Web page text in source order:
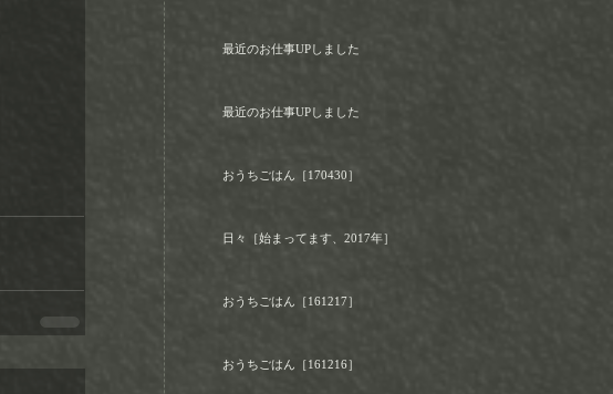
最近のお仕事UPしました
最近のお仕事UPしました
おうちごはん［170430］
日々［始まってます、2017年］
おうちごはん［161217］
おうちごはん［161216］